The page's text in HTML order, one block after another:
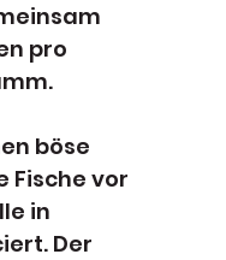
pro
böse
Fische vor
in
Der